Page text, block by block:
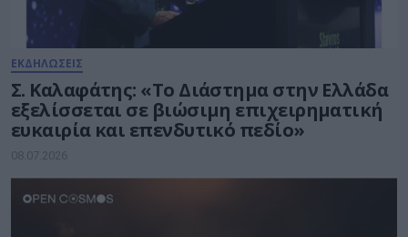
ΕΚΔΗΛΩΣΕΙΣ
Σ. Καλαφάτης: «Το Διάστημα στην Ελλάδα
εξελίσσεται σε βιώσιμη επιχειρηματική
ευκαιρία και επενδυτικό πεδίο»
08.07.2026